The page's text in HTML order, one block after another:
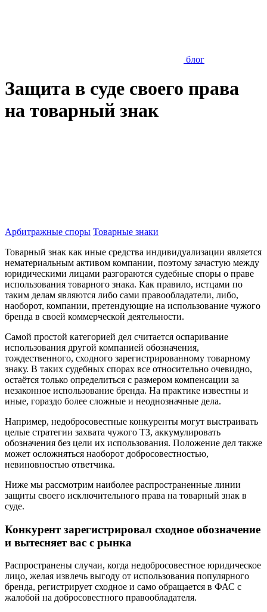
блог
Защита в суде своего права
на товарный знак
Арбитражные споры Товарные знаки
Товарный знак как иные средства индивидуализации является
нематериальным активом компании, поэтому зачастую между
юридическими лицами разгораются судебные споры о праве
использования товарного знака. Как правило, истцами по
таким делам являются либо сами правообладатели, либо,
наоборот, компании, претендующие на использование чужого
бренда в своей коммерческой деятельности.
Самой простой категорией дел считается оспаривание
использования другой компанией обозначения,
тождественного, сходного зарегистрированному товарному
знаку. В таких судебных спорах все относительно очевидно,
остаётся только определиться с размером компенсации за
незаконное использование бренда. На практике известны и
иные, гораздо более сложные и неоднозначные дела.
Например, недобросовестные конкуренты могут выстраивать
целые стратегии захвата чужого ТЗ, аккумулировать
обозначения без цели их использования. Положение дел также
может осложняться наоборот добросовестностью,
невиновностью ответчика.
Ниже мы рассмотрим наиболее распространенные линии
защиты своего исключительного права на товарный знак в
суде.
Конкурент зарегистрировал сходное обозначение
и вытесняет вас с рынка
Распространены случаи, когда недобросовестное юридическое
лицо, желая извлечь выгоду от использования популярного
бренда, регистрирует сходное и само обращается в ФАС с
жалобой на добросовестного правообладателя.